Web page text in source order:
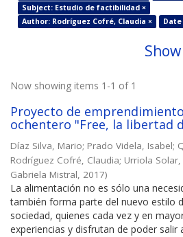
Subject: Estudio de factibilidad ×
Author: Rodríguez Cofré, Claudia ×
Date
Now showing items 1-1 of 1
Proyecto de
ochentero "Free, la libertad
Díaz Silva, Mario; Prado Videla, Isabel;
Rodríguez Cofré, Claudia; Urriola Solar,
Gabriela Mistral, 2017)
La alimentación no es sólo una
también forma parte del nuevo estilo
sociedad, quienes cada vez y en
experiencias y disfrutan de poder salir